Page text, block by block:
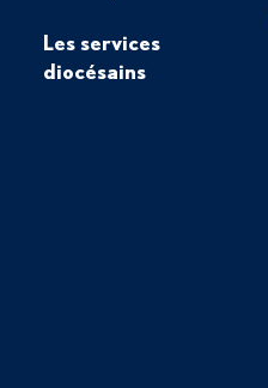
Les services
diocésains